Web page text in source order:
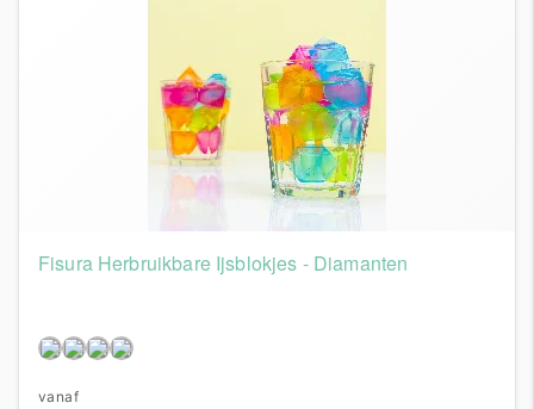
Fisura Herbruikbare Ijsblokjes - Diamanten
vanaf